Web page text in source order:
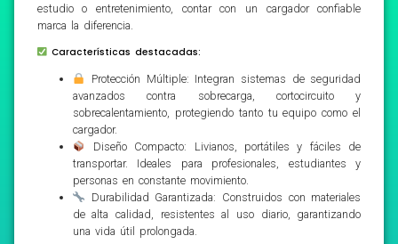
estudio o entretenimiento, contar con un cargador confiable
marca la diferencia.
Características destacadas:
Protección Múltiple: Integran sistemas de seguridad
avanzados contra sobrecarga, cortocircuito y
sobrecalentamiento, protegiendo tanto tu equipo como el
cargador.
Diseño Compacto: Livianos, portátiles y fáciles de
transportar. Ideales para profesionales, estudiantes y
personas en constante movimiento.
Durabilidad Garantizada: Construidos con materiales
de alta calidad, resistentes al uso diario, garantizando
una vida útil prolongada.